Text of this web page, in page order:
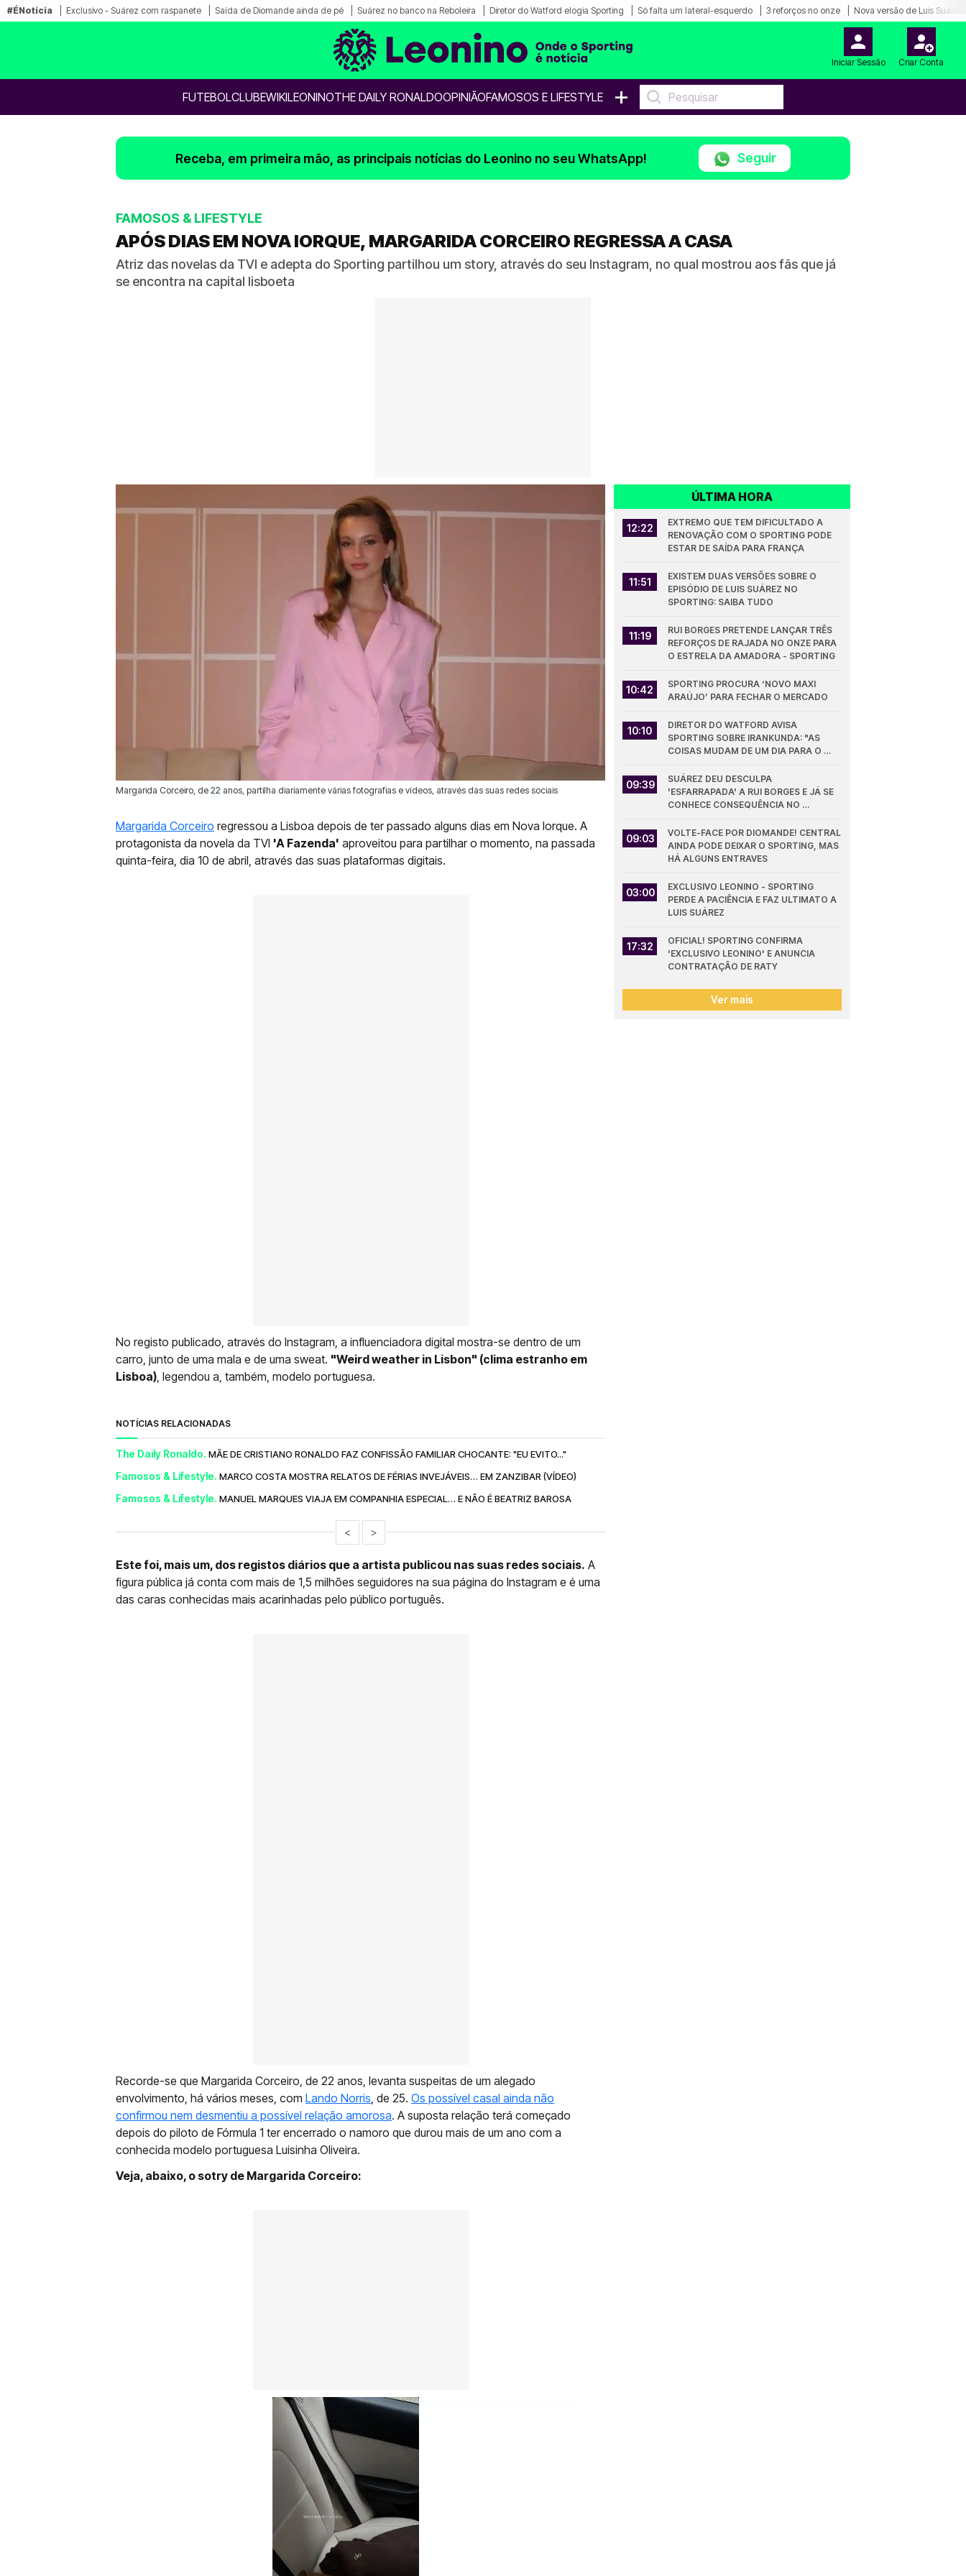
#ÉNotícia Exclusivo - Suárez com raspanete Saída de Diomande ainda de pé Suárez no banco na Reboleira Diretor do Watford elogia Sporting Só falta um lateral-esquerdo 3 reforços no onze Nova versão de Luis Suárez
Iniciar Sessão Criar Conta
FUTEBOLCLUBEWIKILEONINOTHE DAILY RONALDOOPINIÃOFAMOSOS E LIFESTYLE +
Receba, em primeira mão, as principais notícias do Leonino no seu WhatsApp! Seguir
FAMOSOS & LIFESTYLE
APÓS DIAS EM NOVA IORQUE, MARGARIDA CORCEIRO REGRESSA A CASA
Atriz das novelas da TVI e adepta do Sporting partilhou um story, através do seu Instagram, no qual mostrou aos fãs que já
se encontra na capital lisboeta
Margarida Corceiro, de 22 anos, partilha diariamente várias fotografias e vídeos, através das suas redes sociais
11 Abr 2025 | 11:50 | 0
Margarida Corceiro regressou a Lisboa depois de ter passado alguns dias em Nova Iorque. A
protagonista da novela da TVI 'A Fazenda' aproveitou para partilhar o momento, na passada
quinta-feira, dia 10 de abril, através das suas plataformas digitais.
No registo publicado, através do Instagram, a influenciadora digital mostra-se dentro de um
carro, junto de uma mala e de uma sweat. "Weird weather in Lisbon" (clima estranho em
Lisboa) , legendou a, também, modelo portuguesa.
NOTÍCIAS RELACIONADAS
The Daily Ronaldo. MÃE DE CRISTIANO RONALDO FAZ CONFISSÃO FAMILIAR CHOCANTE: "EU EVITO..."
Famosos & Lifestyle. MARCO COSTA MOSTRA RELATOS DE FÉRIAS INVEJÁVEIS… EM ZANZIBAR (VÍDEO)
Famosos & Lifestyle. MANUEL MARQUES VIAJA EM COMPANHIA ESPECIAL… E NÃO É BEATRIZ BAROSA
< >
Este foi, mais um, dos registos diários que a artista publicou nas suas redes sociais. A
figura pública já conta com mais de 1,5 milhões seguidores na sua página do Instagram e é uma
das caras conhecidas mais acarinhadas pelo público português.
Recorde-se que Margarida Corceiro, de 22 anos, levanta suspeitas de um alegado
envolvimento, há vários meses, com Lando Norris , de 25. Os possível casal ainda não
confirmou nem desmentiu a possível relação amorosa. A suposta relação terá começado
depois do piloto de Fórmula 1 ter encerrado o namoro que durou mais de um ano com a
conhecida modelo portuguesa Luisinha Oliveira.
Veja, abaixo, o sotry de Margarida Corceiro:
ÚLTIMA HORA
12:22
EXTREMO QUE TEM DIFICULTADO A
RENOVAÇÃO COM O SPORTING PODE
ESTAR DE SAÍDA PARA FRANÇA
11:51
EXISTEM DUAS VERSÕES SOBRE O
EPISÓDIO DE LUIS SUÁREZ NO
SPORTING: SAIBA TUDO
11:19
RUI BORGES PRETENDE LANÇAR TRÊS
REFORÇOS DE RAJADA NO ONZE PARA
O ESTRELA DA AMADORA - SPORTING
10:42
SPORTING PROCURA ‘NOVO MAXI
ARAÚJO’ PARA FECHAR O MERCADO
10:10
DIRETOR DO WATFORD AVISA
SPORTING SOBRE IRANKUNDA: "AS
COISAS MUDAM DE UM DIA PARA O
09:39
SUÁREZ DEU DESCULPA
'ESFARRAPADA' A RUI BORGES E JÁ SE
CONHECE CONSEQUÊNCIA NO
09:03
VOLTE-FACE POR DIOMANDE! CENTRAL
AINDA PODE DEIXAR O SPORTING, MAS
HÁ ALGUNS ENTRAVES
03:00
EXCLUSIVO LEONINO - SPORTING
PERDE A PACIÊNCIA E FAZ ULTIMATO A
LUIS SUÁREZ
17:32
OFICIAL! SPORTING CONFIRMA
'EXCLUSIVO LEONINO' E ANUNCIA
CONTRATAÇÃO DE RATY
Ver mais